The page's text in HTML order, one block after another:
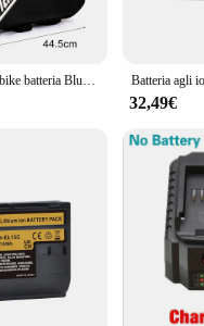
ChamRider 48V Ebike batteria Bluetooth Smart BMS 21700 Cell 52V triangolo 45AH enorme capacità 1500W 2000W Super potente Bafang
32,49€